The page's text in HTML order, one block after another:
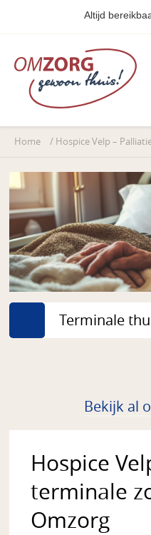
Altijd
Home / Hospice Velp –
Hospice
terminale
Omzorg
Terminale
Bekijk al